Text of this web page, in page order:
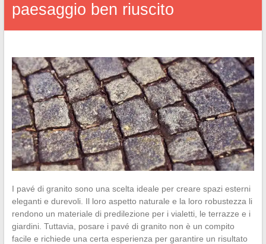
paesaggio ben riuscito
I pavé di granito sono una scelta ideale per creare spazi esterni
eleganti e durevoli. Il loro aspetto naturale e la loro robustezza li
rendono un materiale di predilezione per i vialetti, le terrazze e i
giardini. Tuttavia, posare i pavé di granito non è un compito
facile e richiede una certa esperienza per garantire un risultato